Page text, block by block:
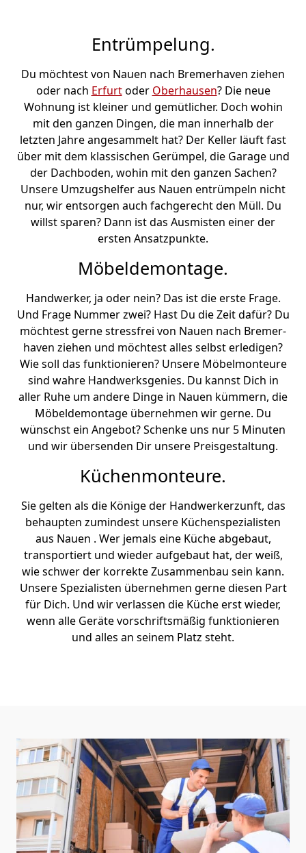
Entrümpelung.
Du möchtest von Nauen nach Bremer­haven ziehen
oder nach Erfurtoder Oberhausen? Die neue
Wohnung ist kleiner und gemütlicher. Doch wohin
mit den ganzen Dingen, die man innerhalb der
letzten Jahre angesammelt hat? Der Keller läuft fast
über mit dem klassischen Gerümpel, die Garage und
der Dachboden, wohin mit den ganzen Sachen?
Unsere Umzugshelfer aus Nauen entrümpeln nicht
nur, wir entsorgen auch fachgerecht den Müll. Du
willst sparen? Dann ist das Ausmisten einer der
ersten Ansatzpunkte.
Möbeldemontage.
Handwerker, ja oder nein? Das ist die erste Frage.
Und Frage Nummer zwei? Hast Du die Zeit dafür? Du
möchtest gerne stressfrei von Nauen nach Bremer­
haven ziehen und möchtest alles selbst erledigen?
Wie soll das funktionieren? Unsere Möbelmonteure
sind wahre Handwerksgenies. Du kannst Dich in
aller Ruhe um andere Dinge in Nauen kümmern, die
Möbeldemontage übernehmen wir gerne. Du
wünschst ein Angebot? Schenke uns nur 5 Minuten
und wir übersenden Dir unsere Preisgestaltung.
Küchenmonteure.
Sie gelten als die Könige der Handwerkerzunft, das
behaupten zumindest unsere Küchenspezialisten
aus Nauen . Wer jemals eine Küche abgebaut,
transportiert und wieder aufgebaut hat, der weiß,
wie schwer der korrekte Zusammenbau sein kann.
Unsere Spezialisten übernehmen gerne diesen Part
für Dich. Und wir verlassen die Küche erst wieder,
wenn alle Geräte vorschriftsmäßig funktionieren
und alles an seinem Platz steht.